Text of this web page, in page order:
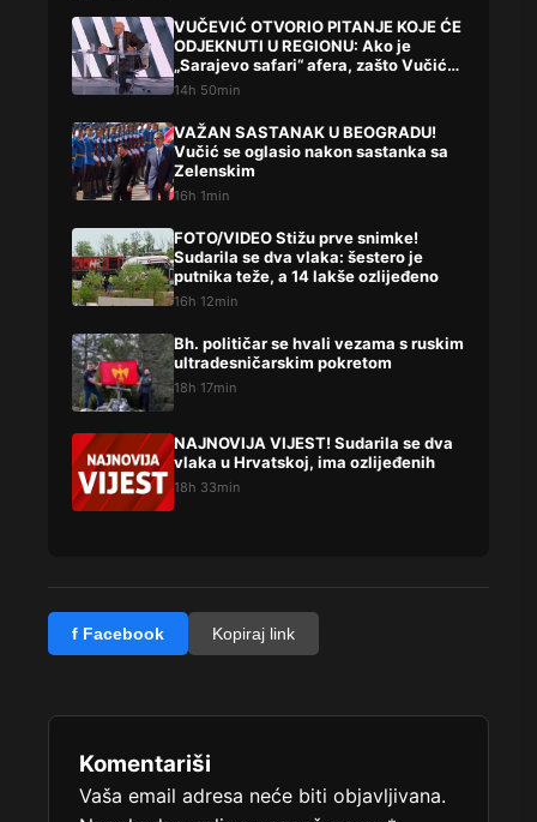
VUČEVIĆ OTVORIO PITANJE KOJE ĆE
ODJEKNUTI U REGIONU: Ako je
„Sarajevo safari“ afera, zašto Vučića
niste procesuirali?!
14h 50min
VAŽAN SASTANAK U BEOGRADU!
Vučić se oglasio nakon sastanka sa
Zelenskim
16h 1min
FOTO/VIDEO Stižu prve snimke!
Sudarila se dva vlaka: šestero je
putnika teže, a 14 lakše ozlijeđeno
16h 12min
Bh. političar se hvali vezama s ruskim
ultradesničarskim pokretom
18h 17min
NAJNOVIJA VIJEST! Sudarila se dva
vlaka u Hrvatskoj, ima ozlijeđenih
18h 33min
f Facebook Kopiraj link
Komentariši
Vaša email adresa neće biti objavljivana.